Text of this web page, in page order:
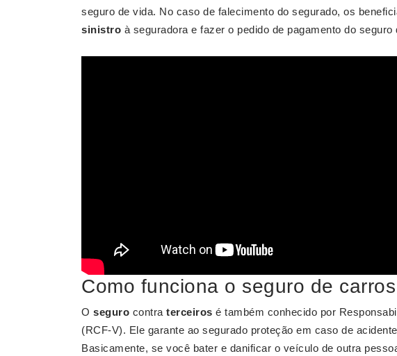
seguro de vida. No caso de falecimento do segurado, os
sinistro à seguradora e fazer o pedido de pagamento do seguro
Como funciona o seguro de
O seguro contra terceiros é também conhecido por
(RCF-V). Ele garante ao segurado proteção em caso de
Basicamente, se você bater e danificar o veículo de outra